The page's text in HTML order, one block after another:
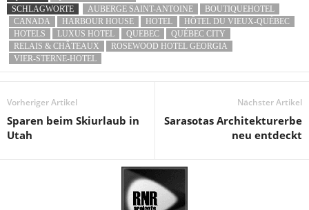
SCHLAGWORTE
AUBERGE SAINT-ANTOINE
BOUTIQUEHOTEL
CANADA
HARBOUR HOUSE HOTEL
HÔTEL DU VIEUX-QUÉBEC
HOTELS
LUXUS HOTEL QUEBEC
QUÉBEC CITY
RELAIS & CHÂTEAUX
ROSEWOOD HOTEL GEORGIA
VIER-STERNE-HOTEL
Vorheriger Artikel
Sparen beim Skiurlaub in
Utah
Nächster Artikel
Sarasotas Architekturerbe
neu entdeckt